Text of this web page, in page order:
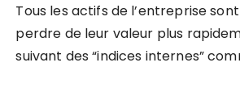
Tous les actifs de l’entreprise
perdre de leur valeur plus
suivant des “indices internes”